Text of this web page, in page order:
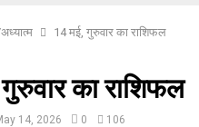
14 मई, गुरुवार का राशिफल
का राशिफल
14, 2026 0 106